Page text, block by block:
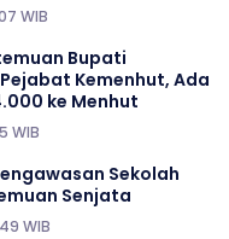
WIB
Bupati
Kemenhut, Ada
ke Menhut
WIB
Sekolah
Senjata
WIB